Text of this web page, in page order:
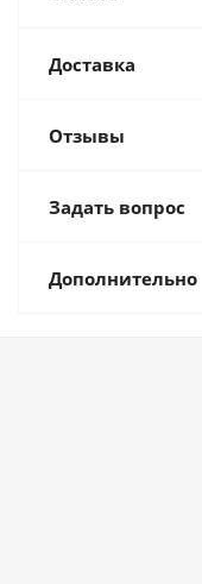
Доставка
Отзывы
Задать вопрос
Дополнительно